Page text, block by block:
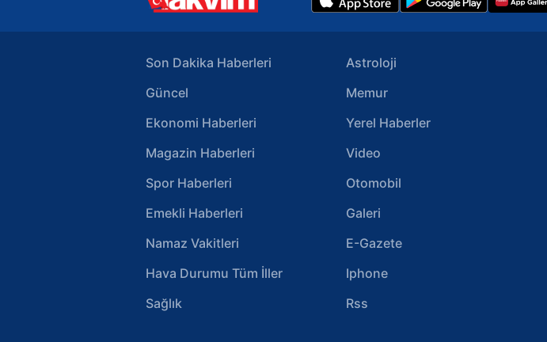
Son Dakika Haberleri
Güncel
Ekonomi Haberleri
Magazin Haberleri
Spor Haberleri
Emekli Haberleri
Namaz Vakitleri
Hava Durumu Tüm İller
Sağlık
Astroloji
Memur
Yerel Haberler
Video
Otomobil
Galeri
E-Gazete
Iphone
Rss